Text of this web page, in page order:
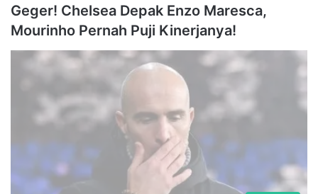
Geger! Chelsea Depak Enzo Maresca,
Mourinho Pernah Puji Kinerjanya!